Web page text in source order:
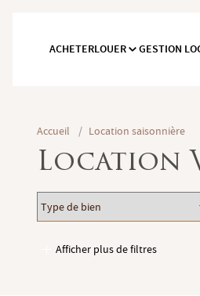
ACHETERLOUER GESTION
Accueil / Location saisonnière
Location
Type
de
bienAfficher plus de filtres
Garages / Parking